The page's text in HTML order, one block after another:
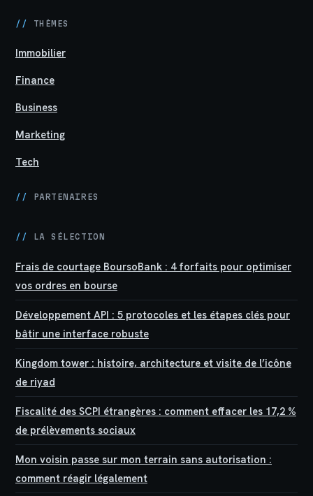
// THÈMES
Immobilier
Finance
Business
Marketing
Tech
// PARTENAIRES
// LA SÉLECTION
Frais de courtage BoursoBank : 4 forfaits pour optimiser
vos ordres en bourse
Développement API : 5 protocoles et les étapes clés pour
bâtir une interface robuste
Kingdom tower : histoire, architecture et visite de l’icône
de riyad
Fiscalité des SCPI étrangères : comment effacer les 17,2 %
de prélèvements sociaux
Mon voisin passe sur mon terrain sans autorisation :
comment réagir légalement